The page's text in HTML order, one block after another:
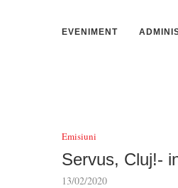
EVENIMENT
Emisiuni
Servus, Cluj!-
13/02/2020